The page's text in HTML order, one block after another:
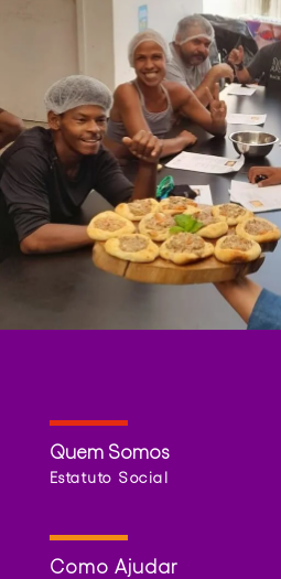
Quem Somos
Estatuto Social
Como Ajudar